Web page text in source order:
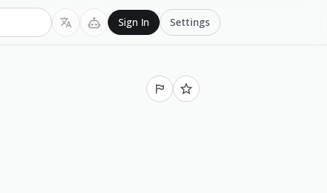
Sign In Settings